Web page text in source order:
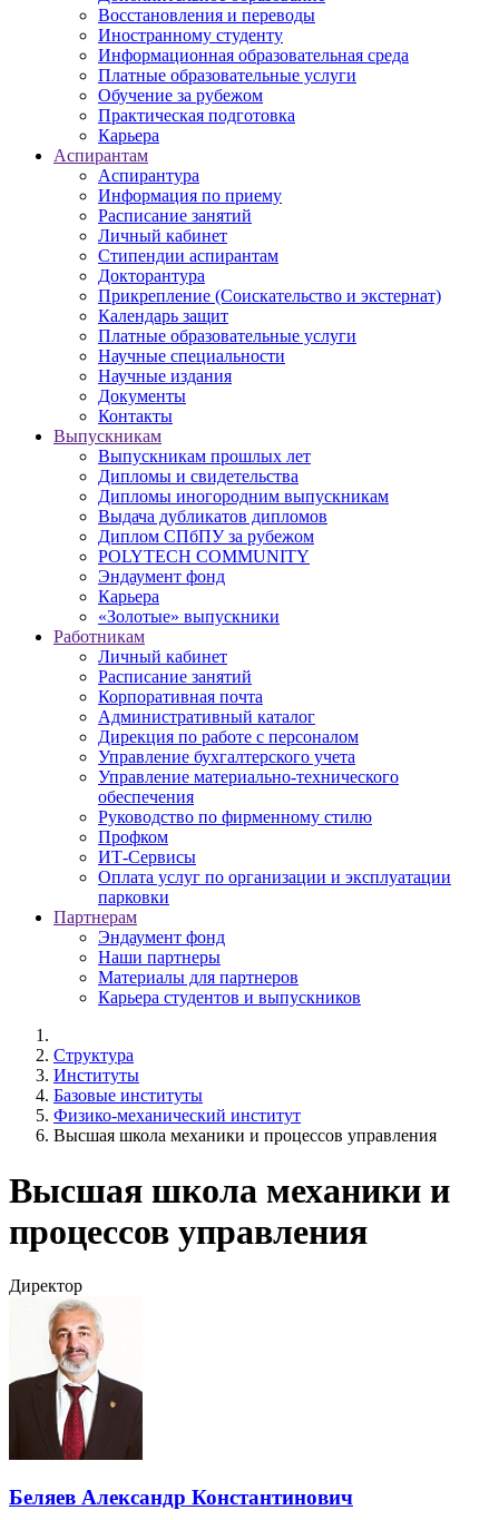
Восстановления и переводы
Иностранному студенту
Информационная образовательная среда
Платные образовательные услуги
Обучение за рубежом
Практическая подготовка
Карьера
Аспирантам
Аспирантура
Информация по приему
Расписание занятий
Личный кабинет
Стипендии аспирантам
Докторантура
Прикрепление (Соискательство и экстернат)
Календарь защит
Платные образовательные услуги
Научные специальности
Научные издания
Документы
Контакты
Выпускникам
Выпускникам прошлых лет
Дипломы и свидетельства
Дипломы иногородним выпускникам
Выдача дубликатов дипломов
Диплом СПбПУ за рубежом
POLYTECH COMMUNITY
Эндаумент фонд
Карьера
«Золотые» выпускники
Работникам
Личный кабинет
Расписание занятий
Корпоративная почта
Административный каталог
Дирекция по работе с персоналом
Управление бухгалтерского учета
Управление материально-технического
обеспечения
Руководство по фирменному стилю
Профком
ИТ-Сервисы
Оплата услуг по организации и эксплуатации
парковки
Партнерам
Эндаумент фонд
Наши партнеры
Материалы для партнеров
Карьера студентов и выпускников
Структура
Институты
Базовые институты
Физико-механический институт
Высшая школа механики и процессов управления
Высшая школа механики и
процессов управления
Директор
Беляев Александр Константинович